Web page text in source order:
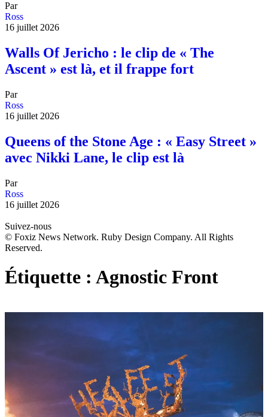
Par
Ross
16 juillet 2026
Walls Of Jericho : le clip de « The
Ascent » est là, et il frappe fort
Par
Ross
16 juillet 2026
Queens of the Stone Age : « Easy Street »
avec Nikki Lane, le clip est là
Par
Ross
16 juillet 2026
Suivez-nous
© Foxiz News Network. Ruby Design Company. All Rights
Reserved.
Étiquette : Agnostic Front